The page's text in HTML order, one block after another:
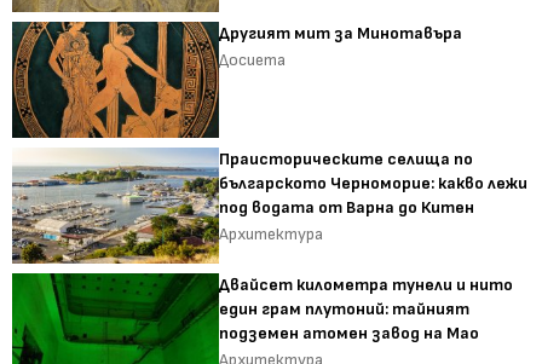
Другият мит за Минотавъра
Досиета
Праисторическите селища по
българското Черноморие: какво лежи
под водата от Варна до Китен
Архитектура
Двайсет километра тунели и нито
един грам плутоний: тайният
подземен атомен завод на Мао